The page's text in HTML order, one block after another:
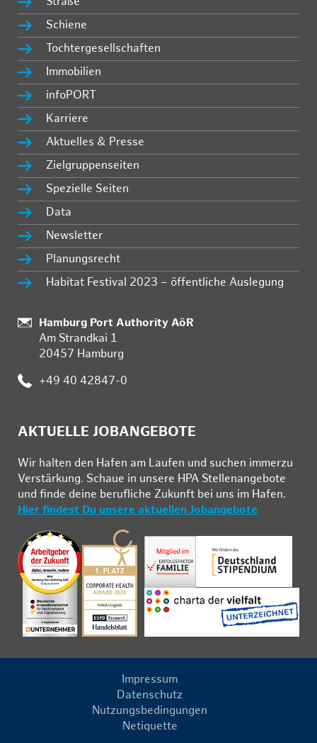
Schiene
Tochtergesellschaften
Immobilien
infoPORT
Karriere
Aktuelles & Presse
Zielgruppenseiten
Spezielle Seiten
Data
Newsletter
Planungsrecht
Habitat Festival 2023 – öffentliche Auslegung
Standort:
Hamburg Port Authority AöR
Am Strandkai 1
20457 Hamburg
Telefon:
+49 40 42847-0
AKTUELLE JOBANGEBOTE
Wir hal­ten den Ha­fen am Lau­fen und su­chen im­mer­zu
Ver­stär­kung. Schau­e in un­se­re HPA Stel­len­an­ge­bo­te
und fin­de deine be­ruf­li­che Zu­kunft bei uns im Ha­fen.
Hier findest Du unsere aktuellen Jobangebote
Impressum
Datenschutz
Nutzungsbedingungen
Netiquette